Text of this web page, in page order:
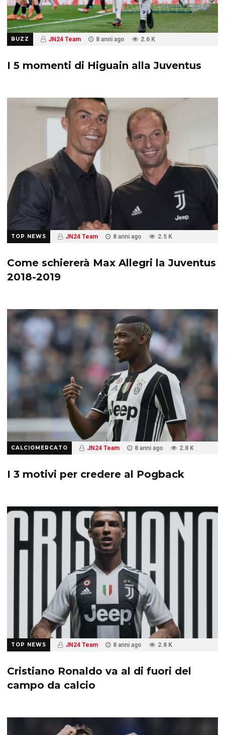
BUZZ JN24 Team 8 anni ago 2.6 K
I 5 momenti di Higuain alla Juventus
TOP NEWS JN24 Team 8 anni ago 2.5 K
Come schiererà Max Allegri la Juventus
2018-2019
CALCIOMERCATO JN24 Team 8 anni ago 2.8 K
I 3 motivi per credere al Pogback
TOP NEWS JN24 Team 8 anni ago 2.8 K
Cristiano Ronaldo va al di fuori del
campo da calcio